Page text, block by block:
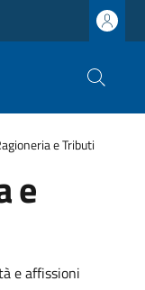
e Tributi
e
e affissioni